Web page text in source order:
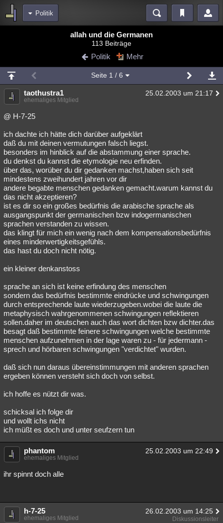
Politik
Blogs
Chat Wiki Neuigkeiten
meine Rubriken
Menschen Wissenschaft Mystery Kriminalfälle
Spiritualität
Natur Umfragen Unterhaltung
weitere Rubriken
Philosophie Träume Orte Esoterik Literatur
Astronomie Helpdesk Gruppen Gaming Filme
Musik Clash Verbesserungen Allmystery English
Übersichten
Besucht Teilgenommen Alle Neue Geschlossen
Lesenswert Schlüsselwörter
allah und die Germanen
113 Beiträge
Politik Mehr
Seite 1 / 6
taothustra1 25.02.2003 um 21:17
ehemaliges Mitglied
@ H-7-25
ich dachte ich hätte dich darüber aufgeklärt
daß du mit deinen vermutungen falsch liegst.
besonders im hinblick auf die abstammung einer sprache.
du denkst du kannst die etymologie neu erfinden.
über das, worüber du dir gedanken machst,haben sich seit
mindestens zweihundert jahren vor dir
andere begabte menschen gedanken gemacht.warum kannst du
das nicht akzeptieren?
ist es dir so ein großes bedürfnis die arabische sprache als
ausgangspunkt der germanischen bzw indogermanischen
sprachen verstanden zu wissen.
das klingt für mich ein wenig nach dem kompensationsbedürfnis
eines minderwertigkeitsgefühls.
das hast du doch nicht nötig.
ein kleiner denkanstoss
sprache an sich ist keine erfindung des menschen
sondern das bedürfnis bestimmte eindrücke und schwingungen
durch entsprechende laute wiederzugeben.wobei die laute die
metaphysisch wahrgenommenen schwingungen reflektieren
sollen.daher im deutschen auch das wort dichten bzw dichter.das
besagt daß bestimmte feinere schwingungen welche bestimmte
menschen aufzunehmen in der lage waren zu - für jedermann -
sprech und hörbaren schwingungen "verdichtet" wurden.
daß sich nun daraus übereinstimmungen mit anderen sprachen
ergeben können versteht sich doch von selbst.
ich hoffe es nützt dir was.
schicksal ich folge dir
und wollt ichs nicht
ich müßt es doch und unter seufzern tun
phantom 25.02.2003 um 22:49
ehemaliges Mitglied
ihr spinnt doch alle
h-7-25 26.02.2003 um 14:25
ehemaliges Mitglied Diskussionsleiter